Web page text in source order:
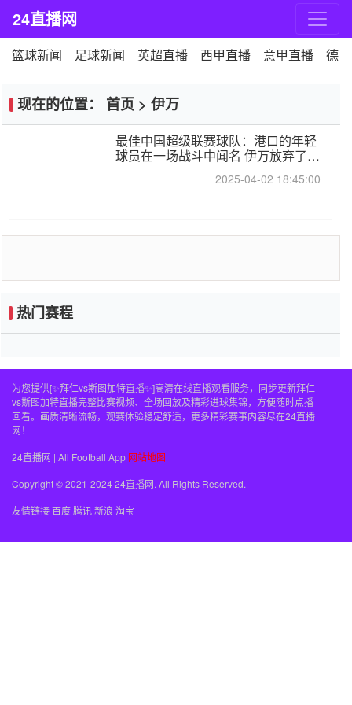
24直播网
篮球新闻 足球新闻 英超直播 西甲直播 意甲直播 德
现在的位置： 首页 > 伊万
最佳中国超级联赛球队：港口的年轻
球员在一场战斗中闻名 伊万放弃了泰
2025-04-02 18:45:00
热门赛程
为您提供[✨拜仁vs斯图加特直播✨]高清在线直播观看服务，同步更新拜仁
vs斯图加特直播完整比赛视频、全场回放及精彩进球集锦，方便随时点播
回看。画质清晰流畅，观赛体验稳定舒适，更多精彩赛事内容尽在24直播
网！
24直播网 | All Football App 网站地图
Copyright © 2021-2024 24直播网. All Rights Reserved.
友情链接百度腾讯新浪 淘宝